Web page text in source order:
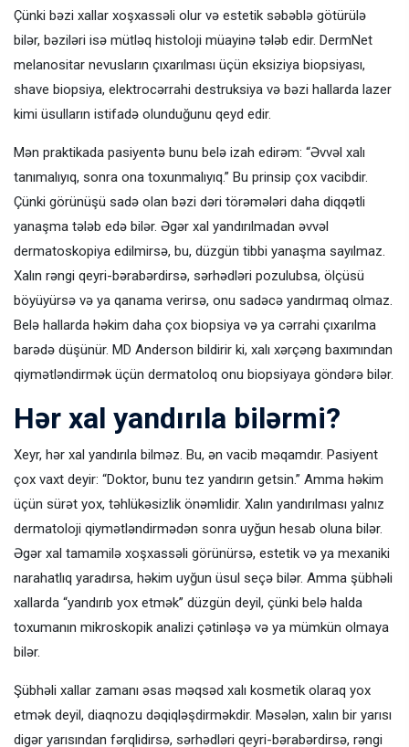
Çünki bəzi xallar xoşxassəli olur və estetik səbəblə götürülə
bilər, bəziləri isə mütləq histoloji müayinə tələb edir. DermNet
melanositar nevusların çıxarılması üçün eksiziya biopsiyası,
shave biopsiya, elektrocərrahi destruksiya və bəzi hallarda lazer
kimi üsulların istifadə olunduğunu qeyd edir.
Mən praktikada pasiyentə bunu belə izah edirəm: “Əvvəl xalı
tanımalıyıq, sonra ona toxunmalıyıq.” Bu prinsip çox vacibdir.
Çünki görünüşü sadə olan bəzi dəri törəmələri daha diqqətli
yanaşma tələb edə bilər. Əgər xal yandırılmadan əvvəl
dermatoskopiya edilmirsə, bu, düzgün tibbi yanaşma sayılmaz.
Xalın rəngi qeyri-bərabərdirsə, sərhədləri pozulubsa, ölçüsü
böyüyürsə və ya qanama verirsə, onu sadəcə yandırmaq olmaz.
Belə hallarda həkim daha çox biopsiya və ya cərrahi çıxarılma
barədə düşünür. MD Anderson bildirir ki, xalı xərçəng baxımından
qiymətləndirmək üçün dermatoloq onu biopsiyaya göndərə bilər.
Hər xal yandırıla bilərmi?
Xeyr, hər xal yandırıla bilməz. Bu, ən vacib məqamdır. Pasiyent
çox vaxt deyir: “Doktor, bunu tez yandırın getsin.” Amma həkim
üçün sürət yox, təhlükəsizlik önəmlidir. Xalın yandırılması yalnız
dermatoloji qiymətləndirmədən sonra uyğun hesab oluna bilər.
Əgər xal tamamilə xoşxassəli görünürsə, estetik və ya mexaniki
narahatlıq yaradırsa, həkim uyğun üsul seçə bilər. Amma şübhəli
xallarda “yandırıb yox etmək” düzgün deyil, çünki belə halda
toxumanın mikroskopik analizi çətinləşə və ya mümkün olmaya
bilər.
Şübhəli xallar zamanı əsas məqsəd xalı kosmetik olaraq yox
etmək deyil, diaqnozu dəqiqləşdirməkdir. Məsələn, xalın bir yarısı
digər yarısından fərqlidirsə, sərhədləri qeyri-bərabərdirsə, rəngi